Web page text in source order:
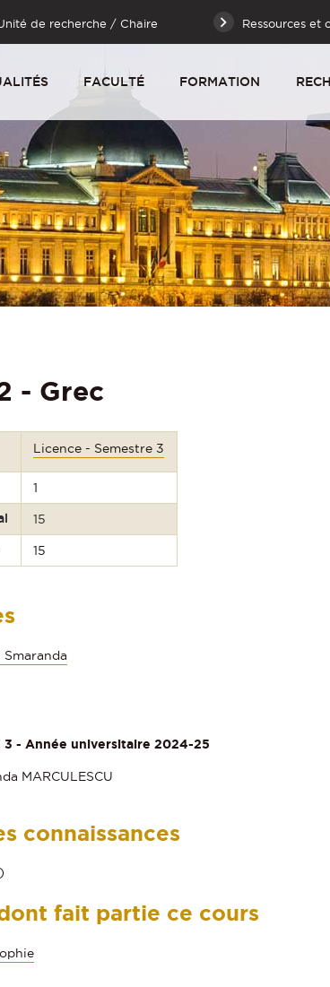
de recherche / Chaire Ressources et
FACULTÉ FORMATION
- Grec
Licence - Semestre 3
1
15
15
Smaranda
3 - Année universitaire 2024-25
MARCULESCU
connaissances
fait partie ce cours